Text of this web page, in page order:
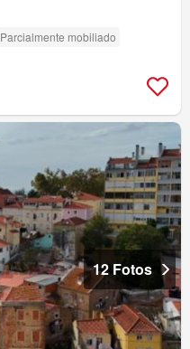
Parcialmente mobiliado
12 Fotos